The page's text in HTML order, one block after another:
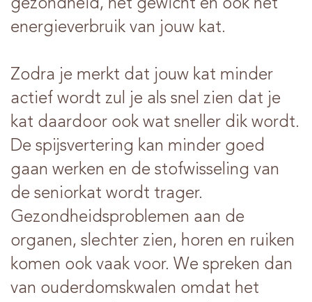
gezondheid, het gewicht en ook het
energieverbruik van jouw kat.
Zodra je merkt dat jouw kat minder
actief wordt zul je als snel zien dat je
kat daardoor ook wat sneller dik wordt.
De spijsvertering kan minder goed
gaan werken en de stofwisseling van
de seniorkat wordt trager.
Gezondheidsproblemen aan de
organen, slechter zien, horen en ruiken
komen ook vaak voor. We spreken dan
van ouderdomskwalen omdat het